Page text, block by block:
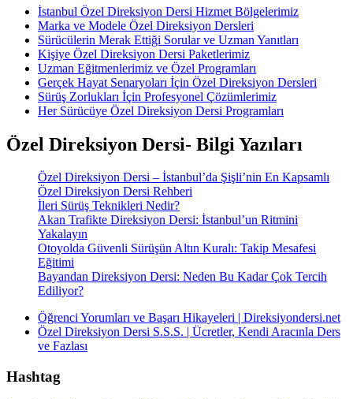
İstanbul Özel Direksiyon Dersi Hizmet Bölgelerimiz
Marka ve Modele Özel Direksiyon Dersleri
Sürücülerin Merak Ettiği Sorular ve Uzman Yanıtları
Kişiye Özel Direksiyon Dersi Paketlerimiz
Uzman Eğitmenlerimiz ve Özel Programları
Gerçek Hayat Senaryoları İçin Özel Direksiyon Dersleri
Sürüş Zorlukları İçin Profesyonel Çözümlerimiz
Her Sürücüye Özel Direksiyon Dersi Programları
Özel Direksiyon Dersi- Bilgi Yazıları
Özel Direksiyon Dersi – İstanbul’da Şişli’nin En Kapsamlı
Özel Direksiyon Dersi Rehberi
İleri Sürüş Teknikleri Nedir?
Akan Trafikte Direksiyon Dersi: İstanbul’un Ritmini
Yakalayın
Otoyolda Güvenli Sürüşün Altın Kuralı: Takip Mesafesi
Eğitimi
Bayandan Direksiyon Dersi: Neden Bu Kadar Çok Tercih
Ediliyor?
Öğrenci Yorumları ve Başarı Hikayeleri | Direksiyondersi.net
Özel Direksiyon Dersi S.S.S. | Ücretler, Kendi Aracınla Ders
ve Fazlası
Hashtag